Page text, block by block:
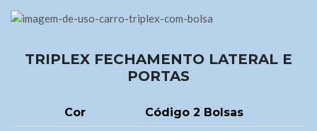
TRIPLEX FECHAMENTO LATERAL E
PORTAS
Cor Código 2 Bolsas